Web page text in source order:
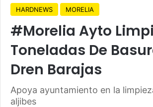
HARDNEWS MORELIA
#Morelia Ayto
Toneladas De
Dren Barajas
Apoya ayuntamiento en la
aljibes